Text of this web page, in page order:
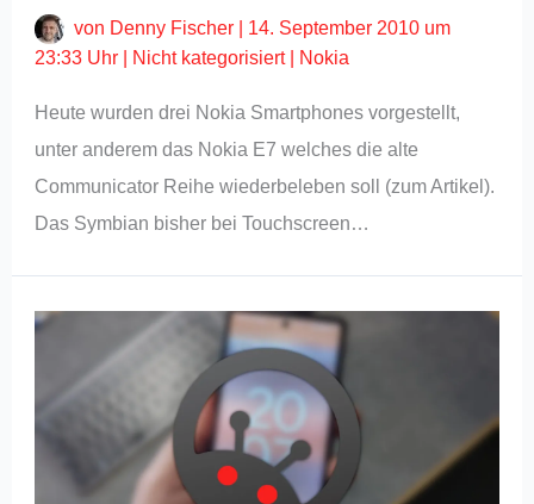
von Denny Fischer
14. September 2010 um
23:33 Uhr
Nicht kategorisiert| Nokia
Heute wurden drei Nokia Smartphones vorgestellt,
unter anderem das Nokia E7 welches die alte
Communicator Reihe wiederbeleben soll (zum Artikel).
Das Symbian bisher bei Touchscreen…